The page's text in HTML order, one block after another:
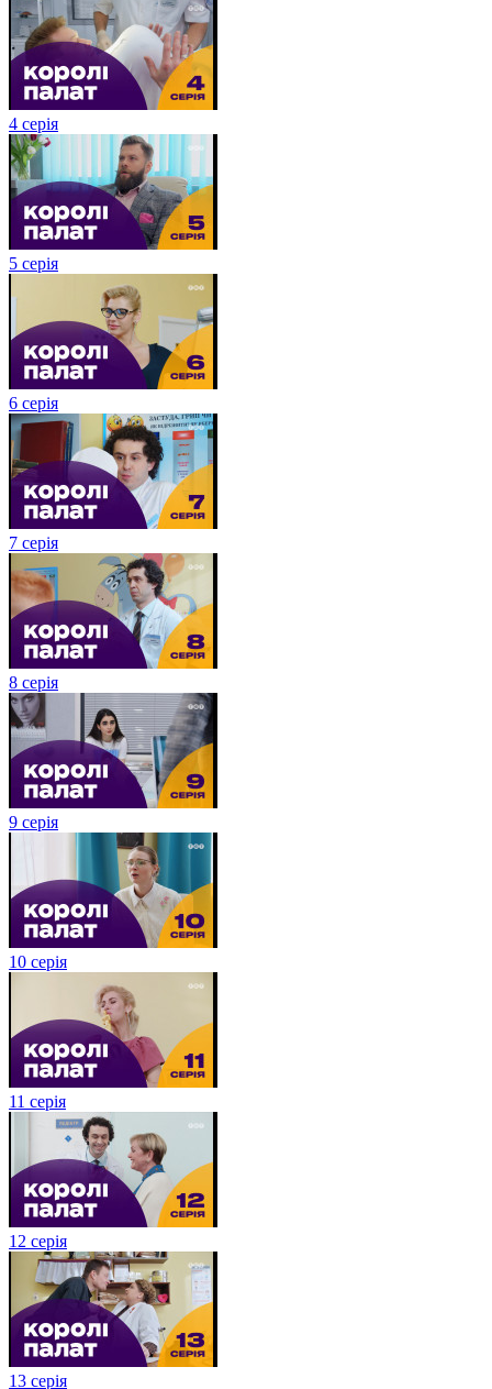
4 серія
5 серія
6 серія
7 серія
8 серія
9 серія
10 серія
11 серія
12 серія
13 серія